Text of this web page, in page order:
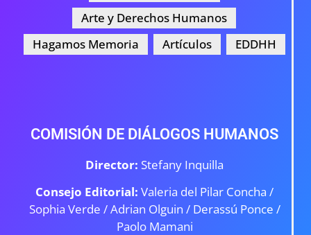
Arte y Derechos Humanos
Hagamos Memoria
Artículos EDDHH
COMISIÓN DE DIÁLOGOS HUMANOS
Director: Stefany Inquilla
Consejo Editorial: Valeria del Pilar Concha /
Sophia Verde /Adrian Olguin / Derassú Ponce /
Paolo Mamani